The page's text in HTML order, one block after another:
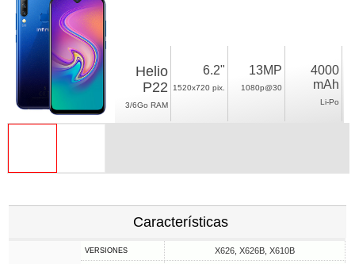
Helio
P22
3/6Go RAM
6.2"
1520x720 pix.
13MP
1080p@30
4000
mAh
Li-Po
Características
VERSIONES X626, X626B, X610B